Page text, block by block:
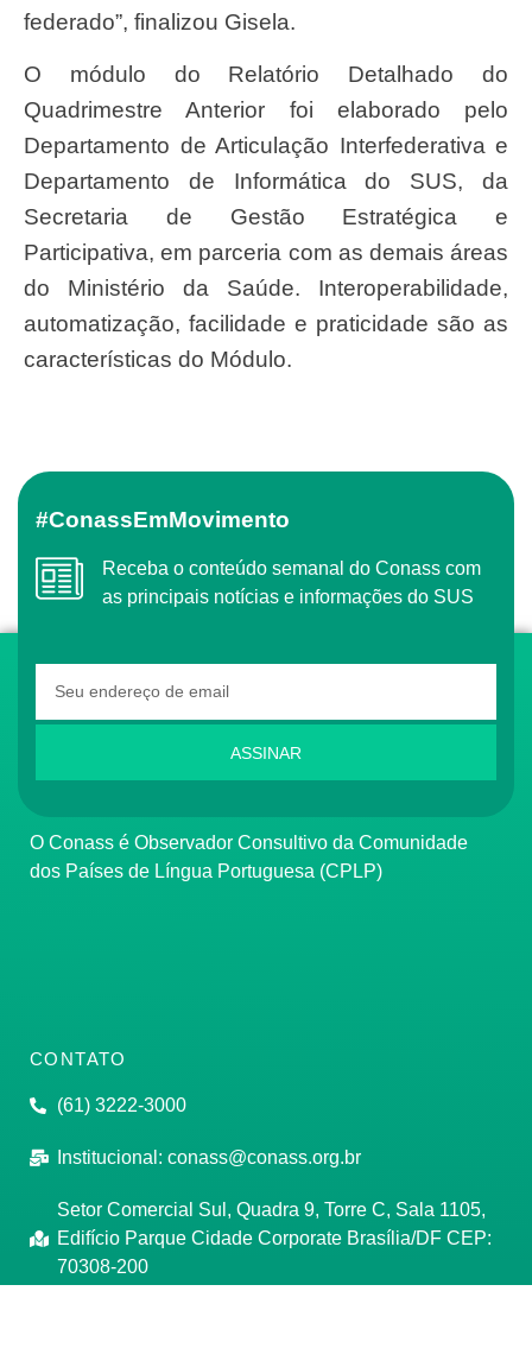
federado”, finalizou Gisela.
O módulo do Relatório Detalhado do
Quadrimestre Anterior foi elaborado pelo
Departamento de Articulação Interfederativa e
Departamento de Informática do SUS, da
Secretaria de Gestão Estratégica e
Participativa, em parceria com as demais áreas
do Ministério da Saúde. Interoperabilidade,
automatização, facilidade e praticidade são as
características do Módulo.
#ConassEmMovimento
Receba o conteúdo semanal do Conass com
as principais notícias e informações do SUS
ASSINAR
O Conass é Observador Consultivo da Comunidade
dos Países de Língua Portuguesa (CPLP)
CONTATO
(61) 3222-3000
Institucional: conass@conass.org.br
Setor Comercial Sul, Quadra 9, Torre C, Sala 1105,
Edifício Parque Cidade Corporate Brasília/DF CEP:
70308-200